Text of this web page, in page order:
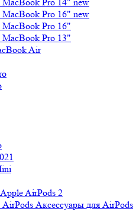
MacBook Pro 16" new
MacBook Pro 16"
MacBook Pro 13"
Air
Apple AirPods 2
Аксессуары для AirPods